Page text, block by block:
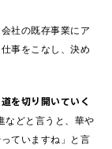
社の既存事業にア
事をこなし、決め
を切り開いていく
などと言うと、華や
ていますね」と言